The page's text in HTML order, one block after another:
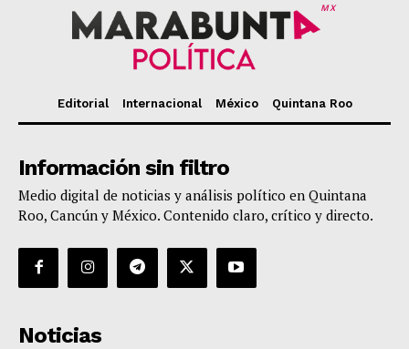
MX
Editorial Internacional México Quintana Roo
Información sin filtro
Medio digital de noticias y análisis político en Quintana
Roo, Cancún y México. Contenido claro, crítico y directo.
Noticias